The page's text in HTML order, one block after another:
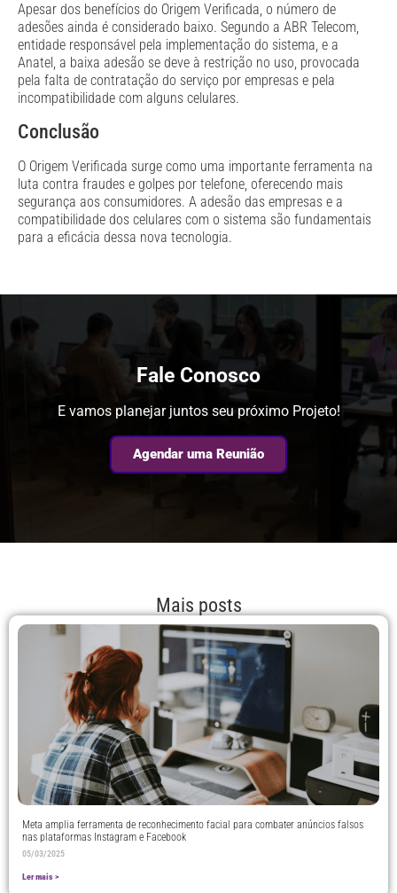
Apesar dos benefícios do Origem Verificada, o número de
adesões ainda é considerado baixo. Segundo a ABR Telecom,
entidade responsável pela implementação do sistema, e a
Anatel, a baixa adesão se deve à restrição no uso, provocada
pela falta de contratação do serviço por empresas e pela
incompatibilidade com alguns celulares.
Conclusão
O Origem Verificada surge como uma importante ferramenta na
luta contra fraudes e golpes por telefone, oferecendo mais
segurança aos consumidores. A adesão das empresas e a
compatibilidade dos celulares com o sistema são fundamentais
para a eficácia dessa nova tecnologia.
Fale Conosco
E vamos planejar juntos seu próximo Projeto!
Agendar uma Reunião
Mais posts
Meta amplia ferramenta de reconhecimento facial para combater anúncios falsos
nas plataformas Instagram e Facebook
05/03/2025
Ler mais >